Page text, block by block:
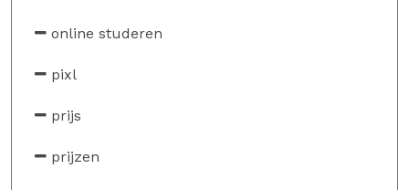
online studeren
pixl
prijs
prijzen